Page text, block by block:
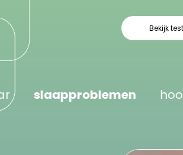
Bekijk
hoofdpijn